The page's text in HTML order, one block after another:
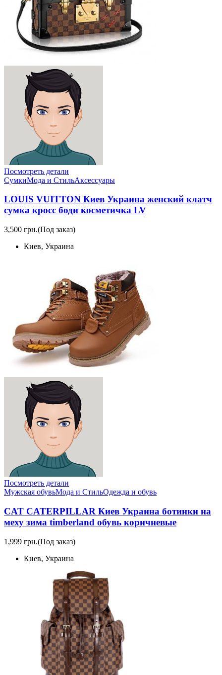
Посмотреть детали
СумкиМода и СтильАксессуары
LOUIS VUITTON Киев Украина женский клатч
сумка кросс боди косметичка LV
3,500 грн.(Под заказ)
Киев, Украина
Посмотреть детали
Мужская обувьМода и СтильОдежда и обувь
CAT CATERPILLAR Киев Украина ботинки на
меху зима timberland обувь коричневые
1,999 грн.(Под заказ)
Киев, Украина